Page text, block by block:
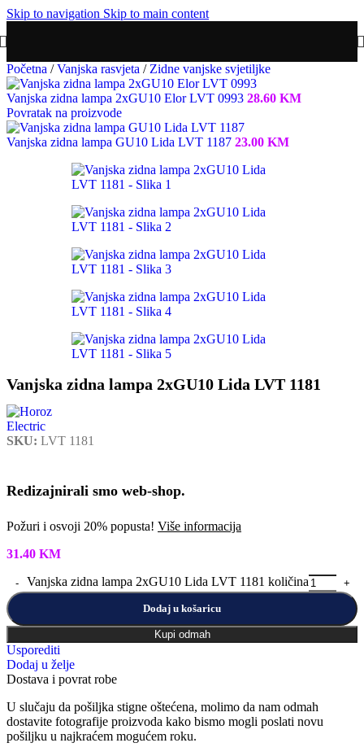
Skip to navigation Skip to main content
Početna / Vanjska rasvjeta / Zidne vanjske svjetiljke
Vanjska zidna lampa 2xGU10 Elor LVT 0993 28.60 KM
Povratak na proizvode
Vanjska zidna lampa GU10 Lida LVT 1187 23.00 KM
Vanjska zidna lampa 2xGU10 Lida LVT 1181
SKU: LVT 1181
Redizajnirali smo web-shop.
Požuri i osvoji 20% popusta! Više informacija
31.40 KM
Vanjska zidna lampa 2xGU10 Lida LVT 1181 količina
Dodaj u košaricu
Kupi odmah
Usporediti
Dodaj u želje
Dostava i povrat robe
U slučaju da pošiljka stigne oštećena, molimo da nam odmah
dostavite fotografije proizvoda kako bismo mogli poslati novu
pošiljku u najkraćem mogućem roku.